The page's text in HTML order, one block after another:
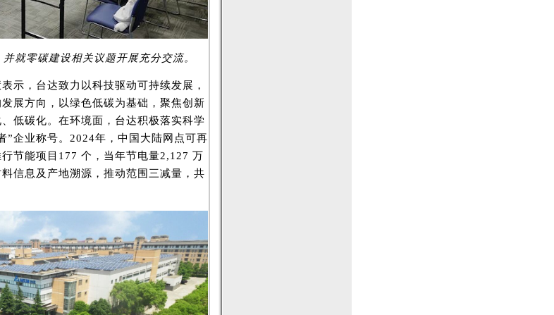
就零碳建设相关议题开展充分交流。
示，台达致力以科技驱动可持续发展，
展方向，以绿色低碳为基础，聚焦创新
低碳化。在环境面，台达积极落实科学
”企业称号。2024年，中国大陆网点可再
节能项目177 个，当年节电量2,127 万
信息及产地溯源，推动范围三减量，共